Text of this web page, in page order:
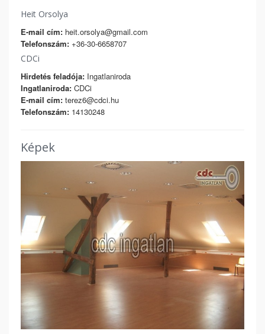
Heit Orsolya
E-mail cím: heit.orsolya@gmail.com
Telefonszám: +36-30-6658707
CDCi
Hirdetés feladója: Ingatlaniroda
Ingatlaniroda: CDCi
E-mail cím: terez6@cdci.hu
Telefonszám: 14130248
Képek